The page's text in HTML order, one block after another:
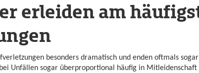
erleiden am
besonders dramatisch und enden oftmals
Unfällen sogar überproportional häufig in Mitleidenschaft